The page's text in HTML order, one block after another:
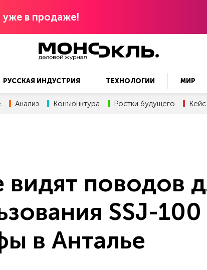
в продаже!
РУССКАЯ ИНДУСТРИЯ ТЕХНОЛОГИИ МИР
Анализ Конъюнктура Ростки будущего Кейс
видят поводов
SSJ-100
в Анталье